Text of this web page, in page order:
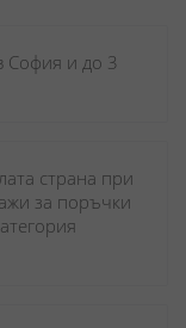
София и до 3
страна при
за поръчки